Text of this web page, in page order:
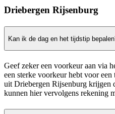
Driebergen Rijsenburg
Kan ik de dag en het tijdstip
Geef zeker een voorkeur aan via
een sterke voorkeur hebt voor
uit Driebergen Rijsenburg krijgen
kunnen hier vervolgens rekening